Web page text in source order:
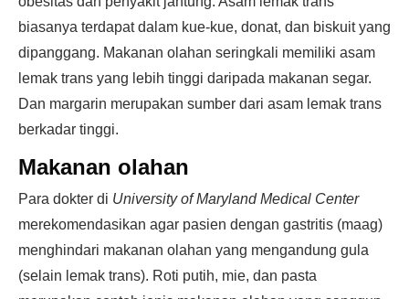
biasanya terdapat dalam kue-kue, donat, dan biskuit yang
dipanggang. Makanan olahan seringkali memiliki asam
lemak trans yang lebih tinggi daripada makanan segar.
Dan margarin merupakan sumber dari asam lemak trans
berkadar tinggi.
Makanan olahan
Para dokter di University of Maryland Medical Center
merekomendasikan agar pasien dengan gastritis (maag)
menghindari makanan olahan yang mengandung gula
(selain lemak trans). Roti putih, mie, dan pasta